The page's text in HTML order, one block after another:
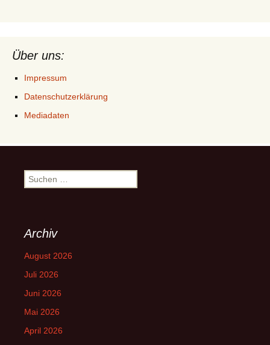
Über uns:
Impressum
Datenschutzerklärung
Mediadaten
Suchen
nach:
Archiv
August 2026
Juli 2026
Juni 2026
Mai 2026
April 2026